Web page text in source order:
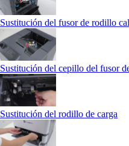
Sustitución del fusor de rodillo
Sustitución del cepillo del fusor
Sustitución del rodillo de carga